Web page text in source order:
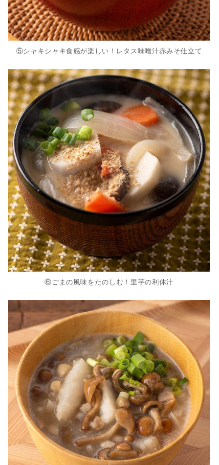
⑤シャキシャキ食感が楽しい！レタス味噌汁赤みそ仕立て
⑥ごまの風味をたのしむ！里芋の利休汁